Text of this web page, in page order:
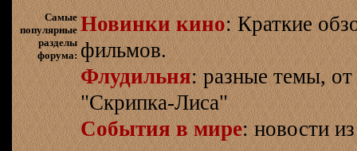
Самые
популярные
разделы
форума:
Новинки кино: Краткие
фильмов.
Флудильня: разные темы,
"Скрипка-Лиса"
События в мире: новости